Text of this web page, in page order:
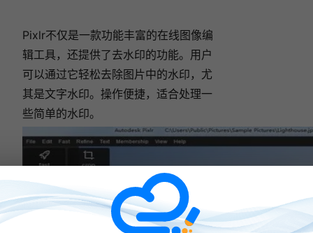
Pixlr不仅是一款功能丰富的在线图像编
辑工具，还提供了去水印的功能。用户
可以通过它轻松去除图片中的水印，尤
其是文字水印。操作便捷，适合处理一
些简单的水印。